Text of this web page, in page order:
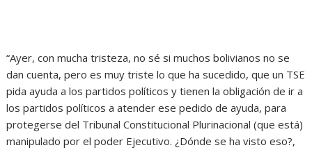
“Ayer, con mucha tristeza, no sé si muchos bolivianos no se
dan cuenta, pero es muy triste lo que ha sucedido, que un TSE
pida ayuda a los partidos políticos y tienen la obligación de ir a
los partidos políticos a atender ese pedido de ayuda, para
protegerse del Tribunal Constitucional Plurinacional (que está)
manipulado por el poder Ejecutivo. ¿Dónde se ha visto eso?,